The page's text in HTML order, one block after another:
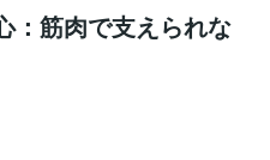
：筋肉で支えられな